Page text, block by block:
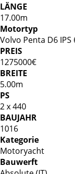
LÄNGE
17.00m
Motortyp
Volvo Penta D6 IPS
PREIS
1275000€
BREITE
5.00m
PS
2 x 440
BAUJAHR
1016
Kategorie
Motoryacht
Bauwerft